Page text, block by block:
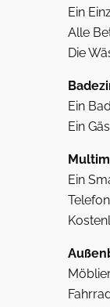
Ein
Alle
Die
Ein
Ein
Ein